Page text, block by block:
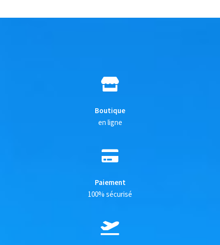
Boutique
en ligne
Paiement
100% sécurisé